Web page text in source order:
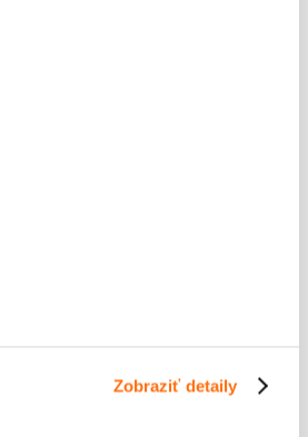
Zobraziť detaily